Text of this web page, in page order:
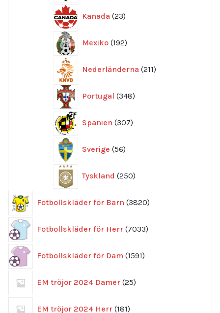
Kanada 23
produkter
Mexiko 192
produkter
Nederländerna 211
produkter
Portugal 348
produkter
Spanien 307
produkter
Sverige 56
produkter
Tyskland 250
produkter
Fotbollskläder för Barn 3820
produkter
Fotbollskläder för Herr 7033
produkter
Fotbollskläder för Dam 1591
produkter
EM tröjor 2024 Damer 25
produkter
EM tröjor 2024 Herr 181